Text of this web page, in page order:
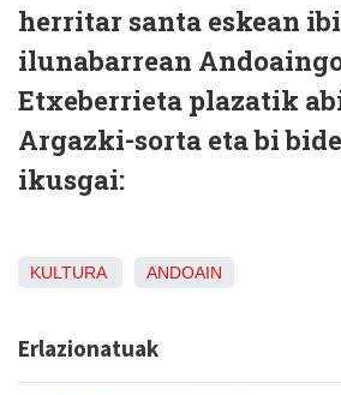
herritar santa eskean
ilunabarrean
Etxeberrieta plazatik
Argazki-sorta eta bi
ikusgai:
KULTURA ANDOAIN
Erlazionatuak